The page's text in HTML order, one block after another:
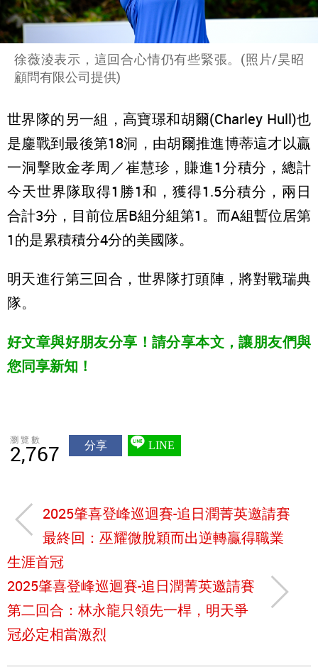
徐薇淩表示，這回合心情仍有些緊張。(照片/昊昭
顧問有限公司提供)
世界隊的另一組，高寶璟和胡爾(Charley Hull)也
是鏖戰到最後第18洞，由胡爾推進博蒂這才以贏
一洞擊敗金孝周／崔慧珍，賺進1分積分，總計
今天世界隊取得1勝1和，獲得1.5分積分，兩日
合計3分，目前位居B組分組第1。而A組暫位居第
1的是累積積分4分的美國隊。
明天進行第三回合，世界隊打頭陣，將對戰瑞典
隊。
好文章與好朋友分享！請分享本文，讓朋友們與
您同享新知！
瀏覽數
2,767 分享 LINE
2025肇喜登峰巡迴賽-追日潤菁英邀請賽
最終回：巫耀微脫穎而出逆轉贏得職業
生涯首冠
2025肇喜登峰巡迴賽-追日潤菁英邀請賽
第二回合：林永龍只領先一桿，明天爭
冠必定相當激烈